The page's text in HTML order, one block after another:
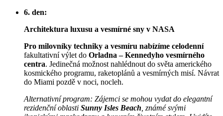
6. den:
Architektura luxusu a vesmírné sny v NASA
Pro milovníky techniky a vesmíru nabízíme celodenní
fakultativní výlet do Orladna – Kennedyho vesmírného
centra. Jedinečná možnost nahlédnout do světa amerického
kosmického programu, raketoplánů a vesmírných misí. Návrat
do Miami pozdě v noci, nocleh.
Alternativní program: Zájemci se mohou vydat do elegantní
rezidenční oblasti Sunny Isles Beach , známé svými